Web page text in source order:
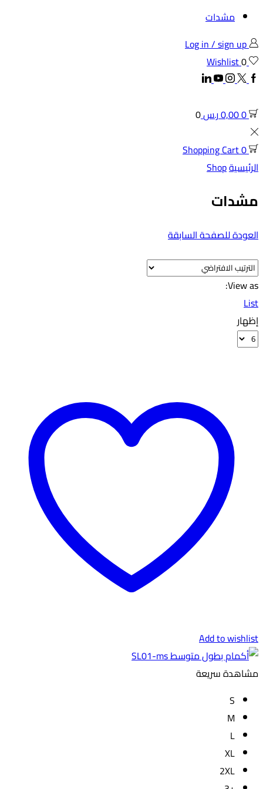
مشدات
Log in / sign up
Wishlist0
Facebook
Twitter
Instagram
Youtube
Linkedin
0
0,00ر.س0
0
Shopping Cart
الرئيسيةShop
مشدات
العودة للصفحة السابقة
View as:
List
إظهار
Products
Add to wishlist
مشاهدة سريعة
S
M
L
XL
2XL